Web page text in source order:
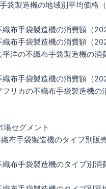
袋製造機の地域別平均価格
布手袋製造機の消費額（
布手袋製造機の消費額（
平洋の不織布手袋製造機の消
布手袋製造機の消費額（
フリカの不織布手袋製造機の
場セグメント
織布手袋製造機のタイプ別販
織布手袋製造機のタイプ別消